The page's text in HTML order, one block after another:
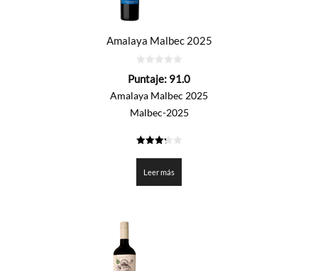
Amalaya Malbec 2025
de
Puntaje: 91.0
Amalaya Malbec 2025
Malbec-2025
de 5
Leer más